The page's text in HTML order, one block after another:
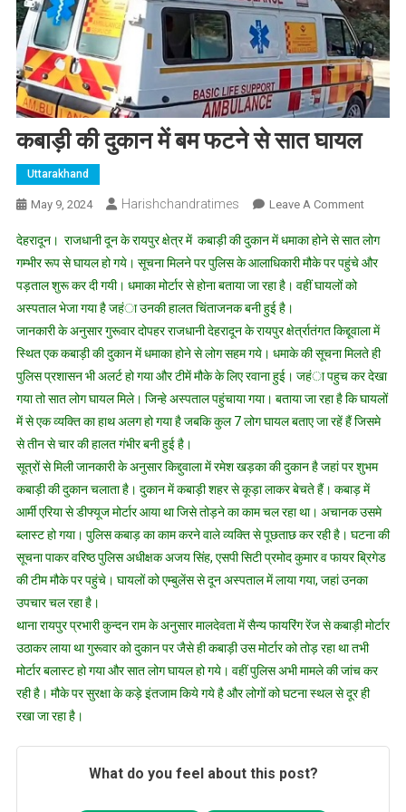
कबाड़ी की दुकान में बम फटने से सात घायल
Uttarakhand
May 9, 2024 Harishchandratimes Leave A CommentOn
की
दुकान
फटने
से
सात
घायल
देहरादून। राजधानी दून के रायपुर क्षेत्र में कबाड़ी की दुकान में धमाका होने से सात लोग
गम्भीर रूप से घायल हो गये। सूचना मिलने पर पुलिस के आलाधिकारी मौके पर पहुंचे और
पड़ताल शुरू कर दी गयी। धमाका मोर्टार से होना बताया जा रहा है। वहीं घायलों को
अस्पताल भेजा गया है जहंा उनकी हालत चिंताजनक बनी हुई है।
जानकारी के अनुसार गुरूवार दोपहर राजधानी देहरादून के रायपुर क्षेर्त्रातंगत किद्दूवाला में
स्थित एक कबाड़ी की दुकान में धमाका होने से लोग सहम गये। धमाके की सूचना मिलते ही
पुलिस प्रशासन भी अलर्ट हो गया और टीमें मौके के लिए रवाना हुई। जहंा पहुच कर देखा
गया तो सात लोग घायल मिले। जिन्हे अस्पताल पहुंचाया गया। बताया जा रहा है कि घायलों
में से एक व्यक्ति का हाथ अलग हो गया है जबकि कुल 7 लोग घायल बताए जा रहें हैं जिसमे
से तीन से चार की हालत गंभीर बनी हुई है।
सूत्रों से मिली जानकारी के अनुसार किद्दुवाला में रमेश खड़का की दुकान है जहां पर शुभम
कबाड़ी की दुकान चलाता है। दुकान में कबाड़ी शहर से कूड़ा लाकर बेचते हैं। कबाड़ में
आर्मी एरिया से डीफ्यूज मोर्टार आया था जिसे तोड़ने का काम चल रहा था। अचानक उसमे
ब्लास्ट हो गया। पुलिस कबाड़ का काम करने वाले व्यक्ति से पूछताछ कर रही है। घटना की
सूचना पाकर वरिष्ठ पुलिस अधीक्षक अजय सिंह, एसपी सिटी प्रमोद कुमार व फायर ब्रिगेड
की टीम मौके पर पहुंचे। घायलों को एम्बुलेंस से दून अस्पताल में लाया गया, जहां उनका
उपचार चल रहा है।
थाना रायपुर प्रभारी कुन्दन राम के अनुसार मालदेवता में सैन्य फायरिंग रेंज से कबाड़ी मोर्टार
उठाकर लाया था गुरूवार को दुकान पर जैसे ही कबाड़ी उस मोर्टार को तोड़ रहा था तभी
मोर्टार बलास्ट हो गया और सात लोग घायल हो गये। वहीं पुलिस अभी मामले की जांच कर
रही है। मौके पर सुरक्षा के कड़े इंतजाम किये गये है और लोगों को घटना स्थल से दूर ही
रखा जा रहा है।
What do you feel about this post?